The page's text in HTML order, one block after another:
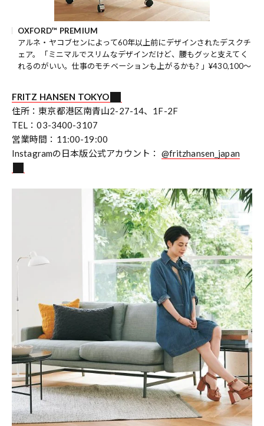
OXFORD™ PREMIUM
アルネ・ヤコブセンによって60年以上前にデザインされたデスクチ
ェア。「ミニマルでスリムなデザインだけど、腰もグッと支えてく
れるのがいい。仕事のモチベーションも上がるかも? 」¥430,100～
FRITZ HANSEN TOKYO
住所：東京都港区南青山2-27-14、1F-2F
TEL：03-3400-3107
営業時間：11:00-19:00
Instagramの日本版公式アカウント： @fritzhansen_japan